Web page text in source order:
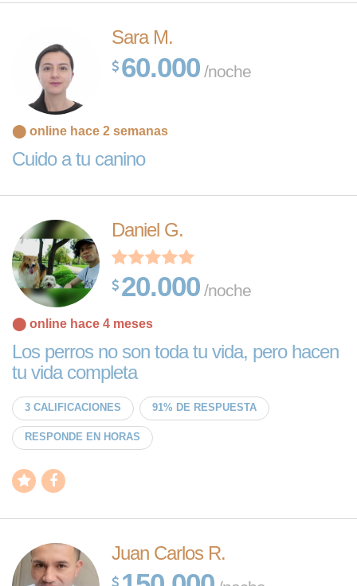
Sara M.
60.000 /noche
⬤ online hace 2 semanas
Cuido a tu canino
Daniel G.
20.000 /noche
⬤ online hace 4 meses
Los perros no son toda tu vida, pero hacen
tu vida completa
3 CALIFICACIONES 91% DE RESPUESTA
RESPONDE EN HORAS
Juan Carlos R.